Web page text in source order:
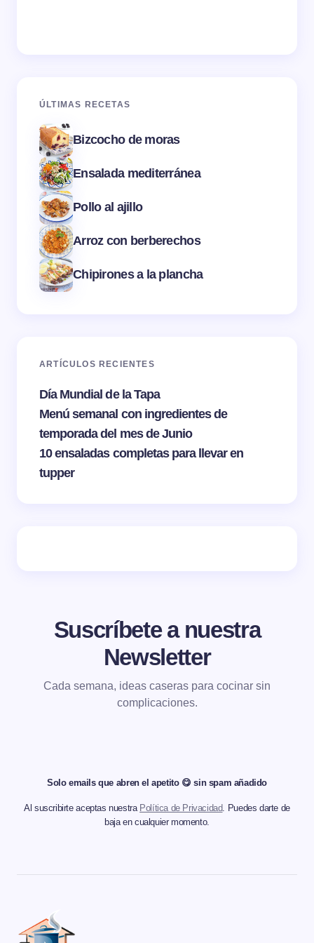
ÚLTIMAS RECETAS
Bizcocho de moras
Ensalada mediterránea
Pollo al ajillo
Arroz con berberechos
Chipirones a la plancha
ARTÍCULOS RECIENTES
Día Mundial de la Tapa
Menú semanal con ingredientes de
temporada del mes de Junio
10 ensaladas completas para llevar en
tupper
Suscríbete a nuestra
Newsletter
Cada semana, ideas caseras para cocinar sin
complicaciones.
Solo emails que abren el apetito 😋 sin spam añadido
Al suscribirte aceptas nuestra Política de Privacidad. Puedes darte de
baja en cualquier momento.